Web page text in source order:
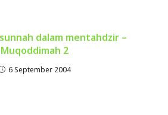
dalam mentahdzir –
Muqoddimah 2
6 September 2004